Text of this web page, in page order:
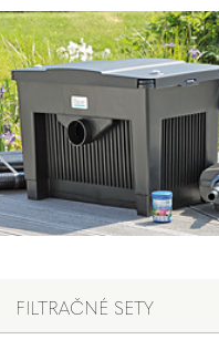
FILTRAČNÉ SETY